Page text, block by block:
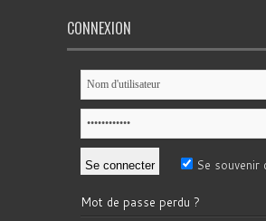
CONNEXION
Se souvenir
Mot de passe perdu ?